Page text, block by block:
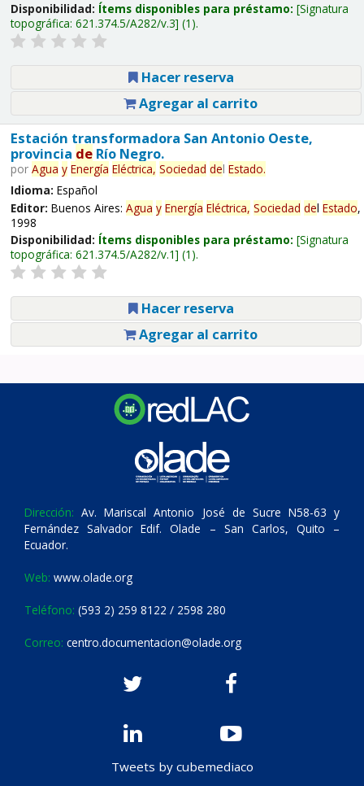
Disponibilidad: Ítems disponibles para préstamo: Signatura
topográfica: 621.374.5/A282/v.3 (1).
Hacer reserva
Agregar al carrito
Estación transformadora San Antonio Oeste,
provincia deRío Negro.
por Agua y Energía Eléctrica, Sociedad del Estado.
Idioma: Español
Editor: Buenos Aires: Agua y Energía Eléctrica, Sociedad del Estado,
1998
Disponibilidad: Ítems disponibles para préstamo: Signatura
topográfica: 621.374.5/A282/v.1 (1).
Hacer reserva
Agregar al carrito
Dirección: Av. Mariscal Antonio José de Sucre N58-63 y
Fernández Salvador Edif. Olade – San Carlos, Quito –
Ecuador.
Web: www.olade.org
Teléfono: (593 2) 259 8122 / 2598 280
Correo: centro.documentacion@olade.org
Tweets by cubemediaco